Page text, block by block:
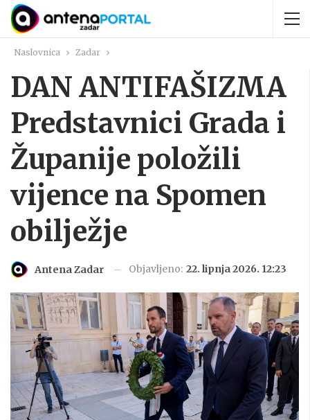
Naslovnica Zadar
DAN ANTIFAŠIZMA
Predstavnici Grada i
Županije položili
vijence na Spomen
obilježje
Antena Zadar Objavljeno: 22. lipnja 2026. 12:23